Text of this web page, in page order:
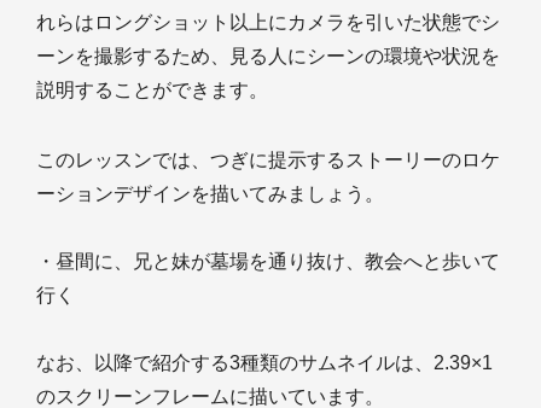
れらはロングショット以上にカメラを引いた状態でシ
ーンを撮影するため、見る人にシーンの環境や状況を
説明することができます。
このレッスンでは、つぎに提示するストーリーのロケ
ーションデザインを描いてみましょう。
・昼間に、兄と妹が墓場を通り抜け、教会へと歩いて
行く
なお、以降で紹介する3種類のサムネイルは、2.39×1
のスクリーンフレームに描いています。